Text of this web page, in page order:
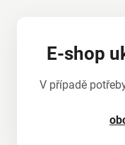
E-shop
V případě